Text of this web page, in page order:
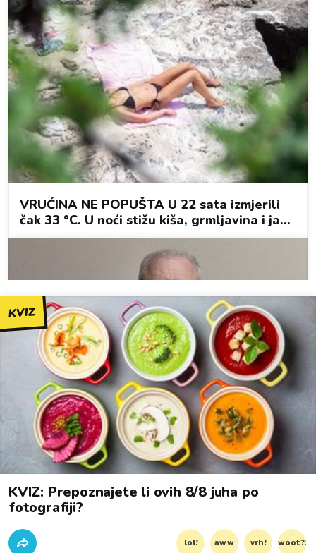
KVIZ
KVIZ: Prepoznajete li ovih 8/8 juha po
fotografiji?
lol! aww vrh! woot?!